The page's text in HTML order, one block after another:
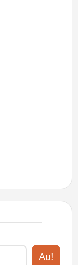
Au!